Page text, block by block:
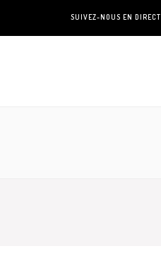
SUIVEZ-NOUS EN DIRECT